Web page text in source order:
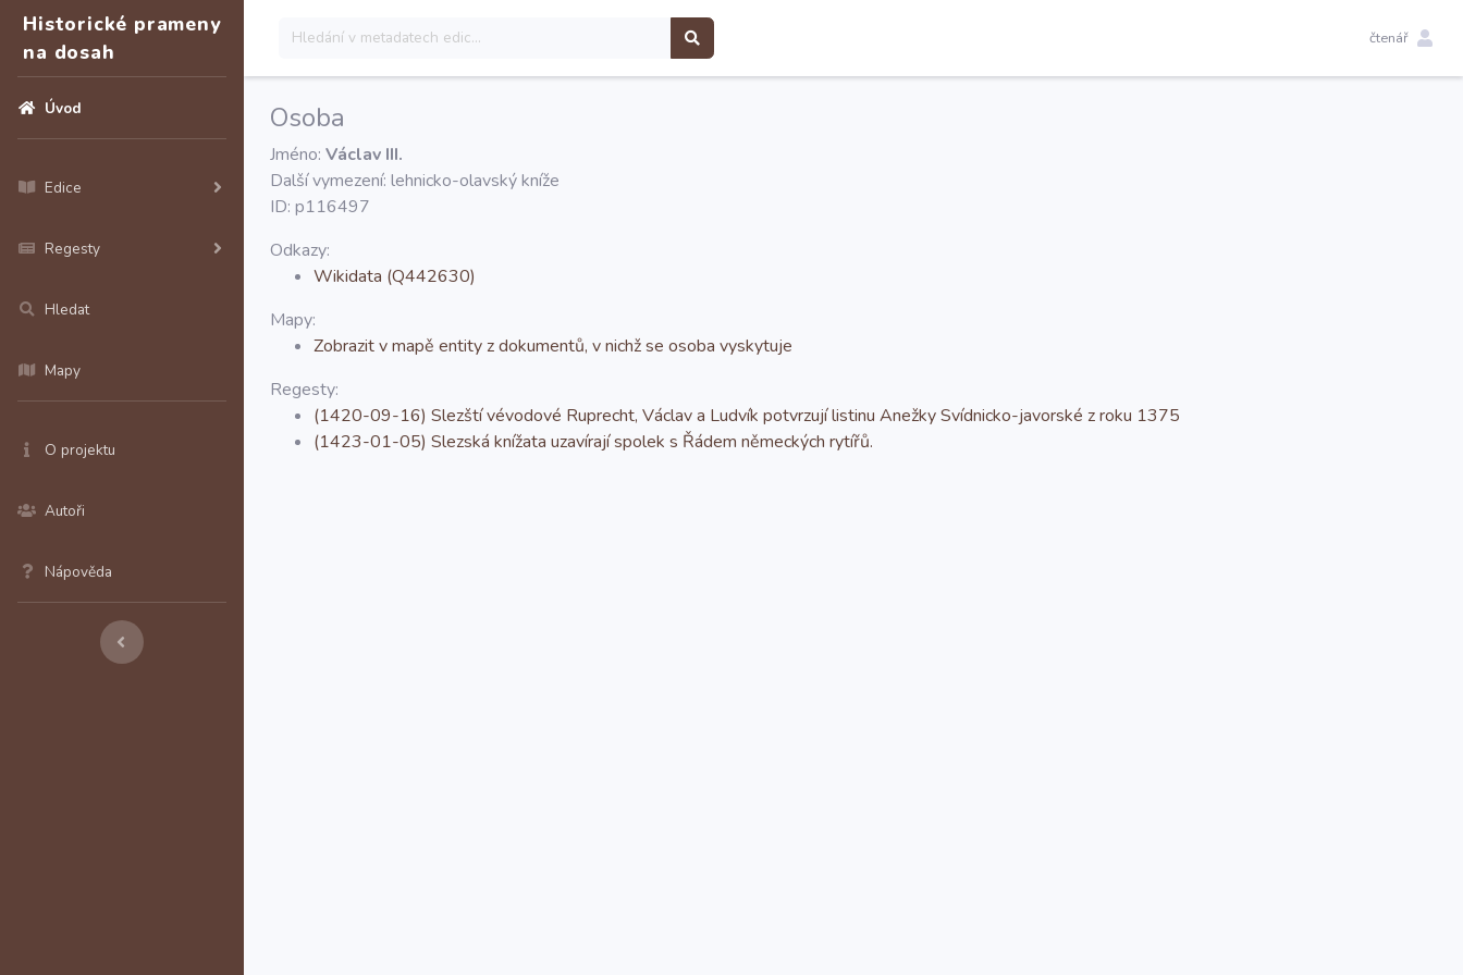
Historické prameny
na dosah
Úvod
Edice
Regesty
Hledat
Mapy
O projektu
Autoři
Nápověda
čtenář
Osoba
Jméno: Václav III.
Další vymezení: lehnicko-olavský kníže
ID: p116497
Odkazy:
Wikidata (Q442630)
Mapy:
Zobrazit v mapě entity z dokumentů, v nichž se osoba vyskytuje
Regesty:
(1420-09-16) Slezští vévodové Ruprecht, Václav a Ludvík potvrzují listinu Anežky Svídnicko-javorské z roku 1375
(1423-01-05) Slezská knížata uzavírají spolek s Řádem německých rytířů.